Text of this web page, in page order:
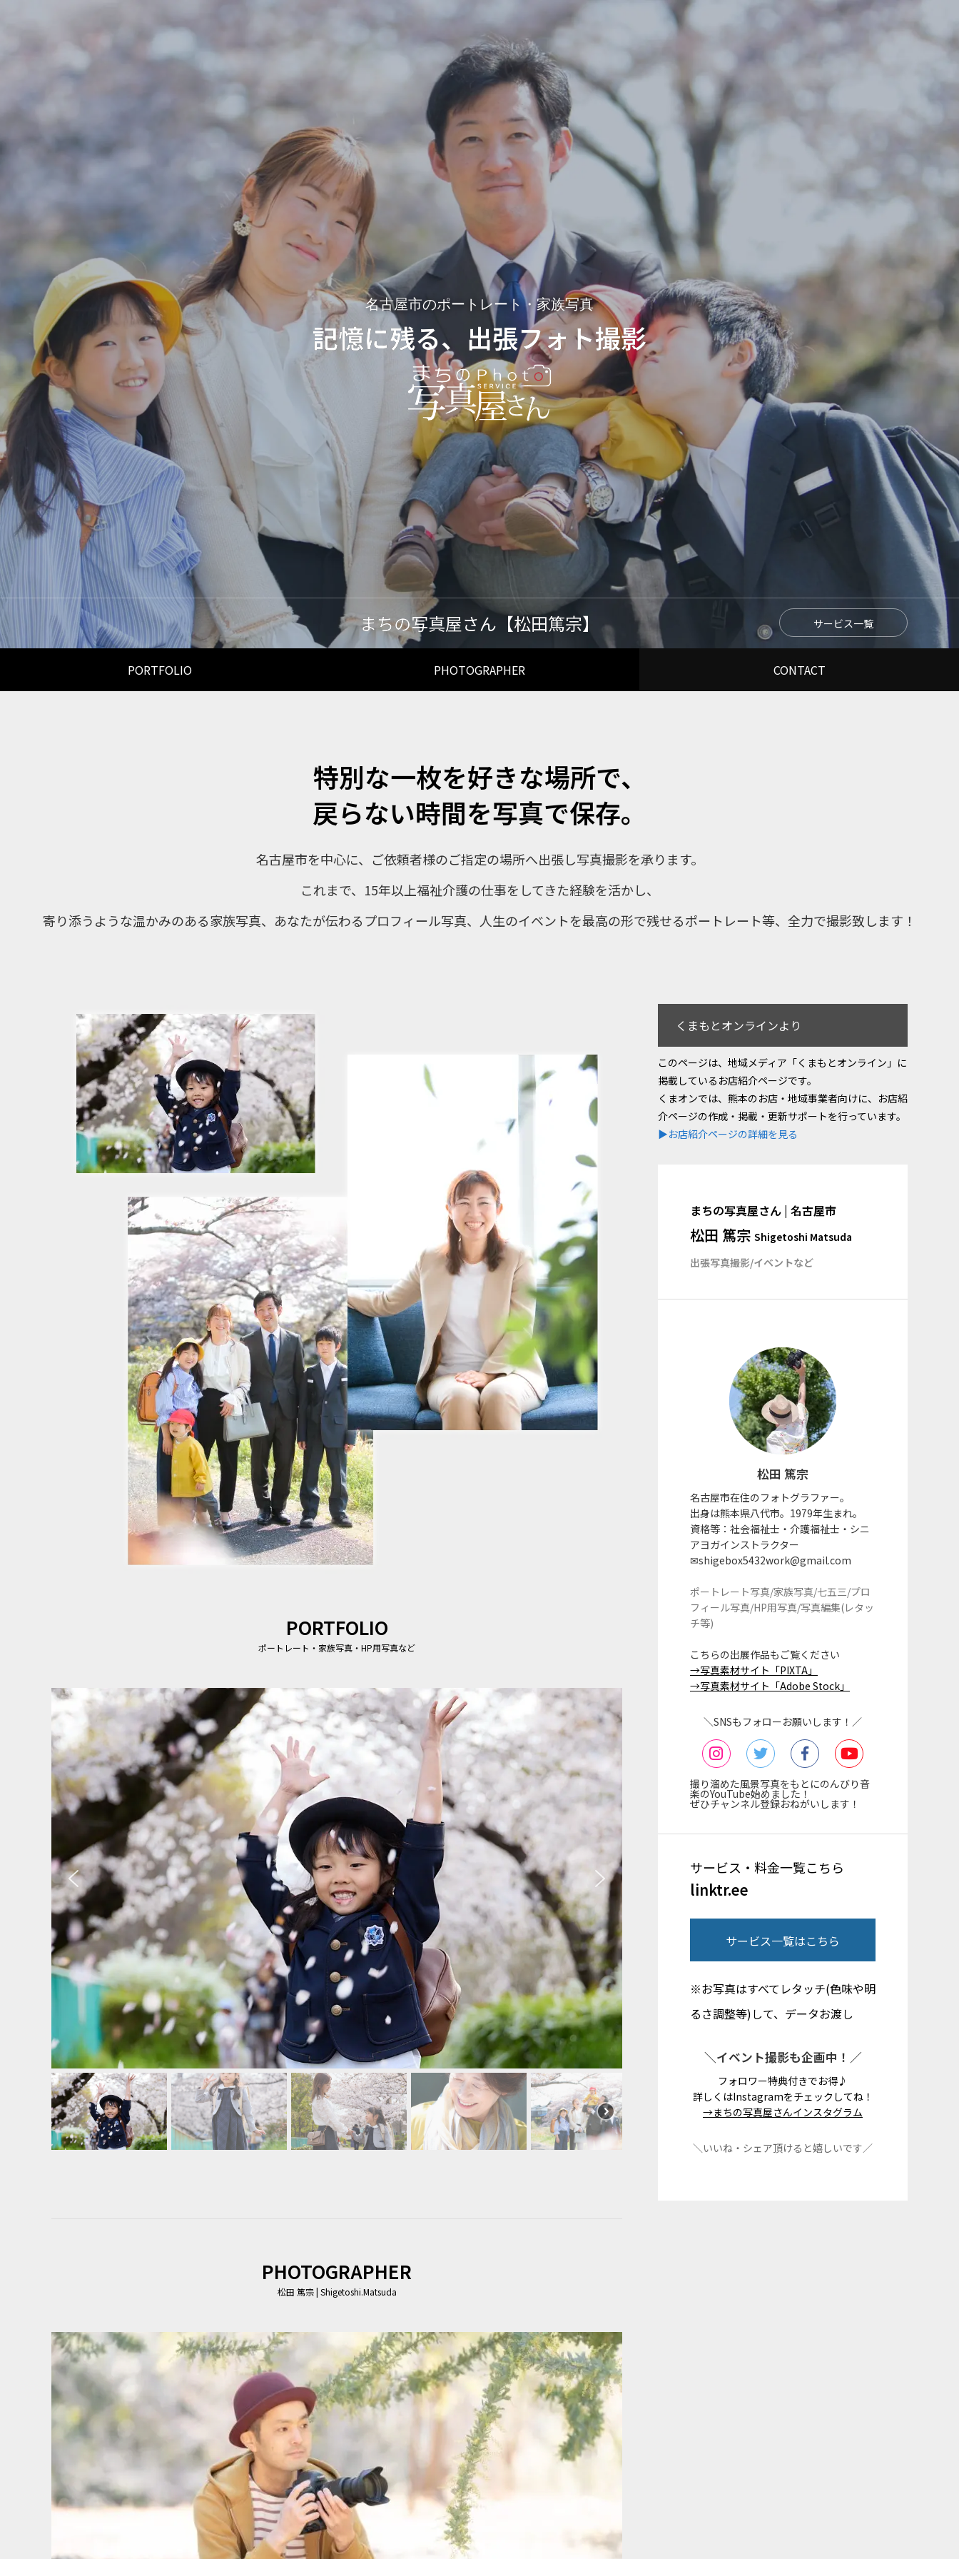
名古屋市のポートレート・家族写真
記憶に残る、出張フォト撮影
まちの写真屋さん【松田篤宗】 サービス一覧
PORTFOLIO PHOTOGRAPHER CONTACT
特別な一枚を好きな場所で、
戻らない時間を写真で保存。
名古屋市を中心に、ご依頼者様のご指定の場所へ出張し写真撮影を承ります。
これまで、15年以上福祉介護の仕事をしてきた経験を活かし、
寄り添うような温かみのある家族写真、あなたが伝わるプロフィール写真、人生のイベントを最高の形で残せるポートレート等、全力で撮影致します！
PORTFOLIO
ポートレート・家族写真・HP用写真など
PHOTOGRAPHER
松田 篤宗 | Shigetoshi.Matsuda
くまもとオンラインより
このページは、地域メディア「くまもとオンライン」に
掲載しているお店紹介ページです。
くまオンでは、熊本のお店・地域事業者向けに、お店紹
介ページの作成・掲載・更新サポートを行っています。
▶お店紹介ページの詳細を見る
まちの写真屋さん | 名古屋市
松田 篤宗 Shigetoshi Matsuda
出張写真撮影/イベントなど
松田 篤宗
名古屋市在住のフォトグラファー。
出身は熊本県八代市。1979年生まれ。
資格等：社会福祉士・介護福祉士・シニ
アヨガインストラクター
✉shigebox5432work@gmail.com
ポートレート写真/家族写真/七五三/プロ
フィール写真/HP用写真/写真編集(レタッ
チ等)
こちらの出展作品もご覧ください
→写真素材サイト「PIXTA」
→写真素材サイト「Adobe Stock」
＼SNSもフォローお願いします！／
撮り溜めた風景写真をもとにのんびり音
楽のYouTube始めました！
ぜひチャンネル登録おねがいします！
サービス・料金一覧こちら
linktr.ee
サービス一覧はこちら
※お写真はすべてレタッチ(色味や明
るさ調整等)して、データお渡し
＼イベント撮影も企画中！／
フォロワー特典付きでお得♪
詳しくはInstagramをチェックしてね！
→まちの写真屋さんインスタグラム
＼いいね・シェア頂けると嬉しいです／